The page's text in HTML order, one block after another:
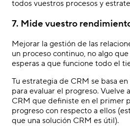
todos vuestros procesos y
7. Mide vuestro
Mejorar la gestión de las
un proceso continuo, no algo
esperas a que funcione todo el
Tu estrategia de CRM se basa
para evaluar el progreso. Vuelve
CRM que definiste en el primer
progreso con respecto a ellos
que una solución CRM es útil).